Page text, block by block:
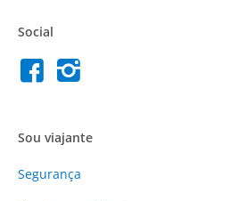
Social
Sou viajante
Segurança